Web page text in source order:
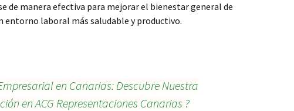
de manera efectiva para mejorar el bienestar general de
entorno laboral más saludable y productivo.
en Canarias: Descubre Nuestra
en ACG Representaciones Canarias ?